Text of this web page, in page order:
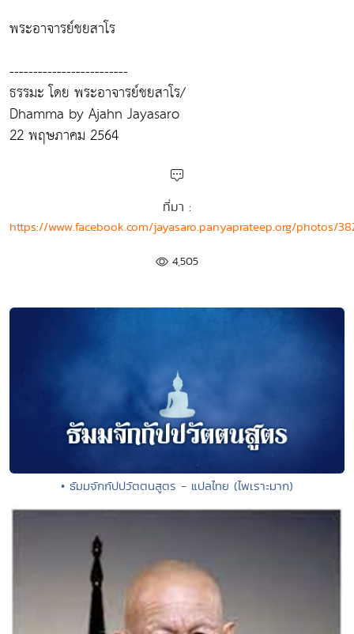
พระอาจารย์ชยสาโร
-------------------------
ธรรมะ โดย พระอาจารย์ชยสาโร/
Dhamma by Ajahn Jayasaro
22 พฤษภาคม 2564
ที่มา :
https://www.facebook.com/jayasaro.panyaprateep.org/photos/
4,505
• ธัมมจักกัปปวัตตนสูตร - แปลไทย (ไพเราะมาก)